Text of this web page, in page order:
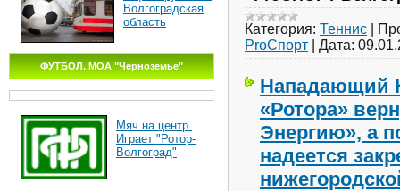
Волгоградская
область
ФУТБОЛ. МОА "Черноземье"
Мяч на центр.
Играет "Ротор-
Волгоград"
Категория: Теннис
ProСпорт
Дата:
Нападающий
«Ротора»
Энергию», а
надеется